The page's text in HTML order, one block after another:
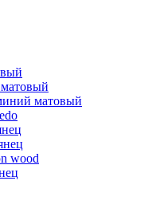
матовый
wood